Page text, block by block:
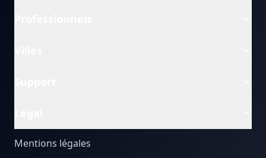
Mentions légales